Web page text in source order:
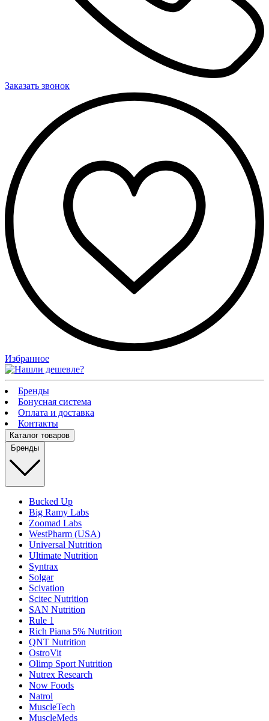
Заказать звонок
Избранное
Бренды
Бонусная система
Оплата и доставка
Контакты
Каталог товаров
Бренды
Bucked Up
Big Ramy Labs
Zoomad Labs
WestPharm (USA)
Universal Nutrition
Ultimate Nutrition
Syntrax
Solgar
Scivation
Scitec Nutrition
SAN Nutrition
Rule 1
Rich Piana 5% Nutrition
QNT Nutrition
OstroVit
Olimp Sport Nutrition
Nutrex Research
Now Foods
Natrol
MuscleTech
MuscleMeds